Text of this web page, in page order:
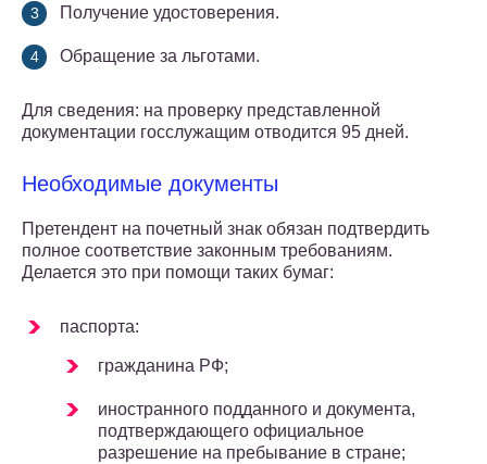
Получение удостоверения.
Обращение за льготами.
Для сведения: на проверку представленной
документации госслужащим отводится 95 дней.
Необходимые документы
Претендент на почетный знак обязан подтвердить
полное соответствие законным требованиям.
Делается это при помощи таких бумаг:
паспорта:
гражданина РФ;
иностранного подданного и документа,
подтверждающего официальное
разрешение на пребывание в стране;